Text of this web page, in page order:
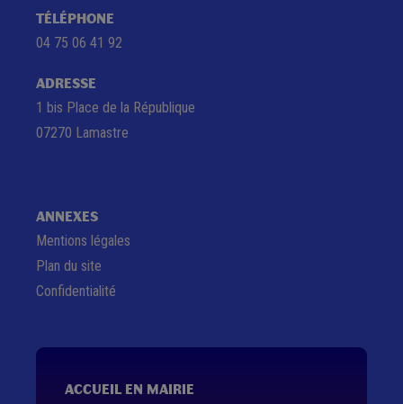
TÉLÉPHONE
04 75 06 41 92
ADRESSE
1 bis Place de la République
07270 Lamastre
ANNEXES
Mentions légales
Plan du site
Confidentialité
ACCUEIL EN MAIRIE